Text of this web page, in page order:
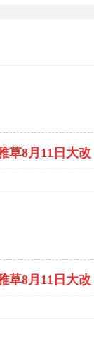
草8月11日大改
草8月11日大改